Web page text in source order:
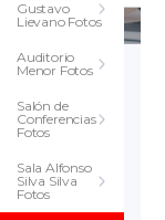
Gustavo
Lievano Fotos
Auditorio
Menor Fotos
Salón de
Conferencias
Fotos
Sala Alfonso
Silva Silva
Fotos